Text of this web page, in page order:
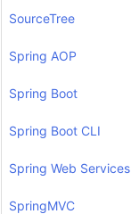
SourceTree
Spring AOP
Spring Boot
Spring Boot CLI
Spring Web Services
SpringMVC